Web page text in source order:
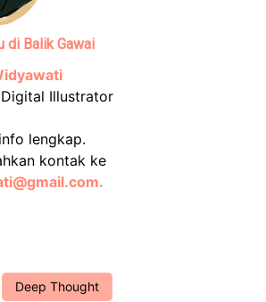
di Balik Gawai
Illustrator
lengkap.
kontak ke
Deep Thought